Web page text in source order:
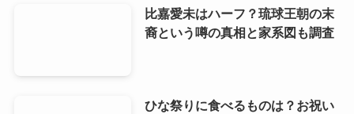
比嘉愛未はハーフ？琉球王朝の末
裔という噂の真相と家系図も調査
ひな祭りに食べるものは？お祝い